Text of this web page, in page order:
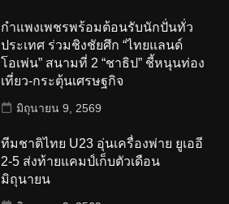
กำแพงเพชรพร้อมต้อนรับนักปั่นทั่ว
ประเทศ ร่วมชิงชัยศึก “ไทยแลนด์
โอเพ่น” สนามที่ 2 “ชาธิป” ชี้หนุนท่อง
เที่ยว-กระตุ้นเศรษฐกิจ
มิถุนายน 9, 2569
ทีมชาติไทย U23 อุ่นเครื่องพ่าย ยูเออี
2-5 ส่งท้ายแคมป์เก็บตัวเดือน
มิถุนายน